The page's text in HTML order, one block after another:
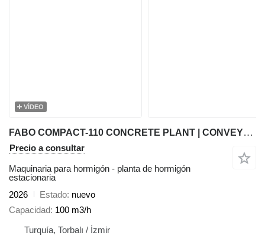
VÍDEO
FABO COMPACT-110 CONCRETE PLANT | CONVEYOR TYPE
Precio a consultar
Maquinaria para hormigón - planta de hormigón
estacionaria
2026
Estado nuevo
Capacidad 100 m3/h
Turquía, Torbalı / İzmir